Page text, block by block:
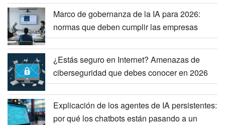
Marco de gobernanza de la IA para 2026:
normas que deben cumplir las empresas
¿Estás seguro en Internet? Amenazas de
ciberseguridad que debes conocer en 2026
Explicación de los agentes de IA persistentes:
por qué los chatbots están pasando a un